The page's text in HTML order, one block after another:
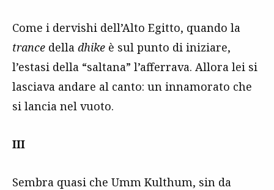
Come i dervishi dell’Alto Egitto, quando la
trance della dhike è sul punto di iniziare,
l’estasi della “saltana” l’afferrava. Allora lei si
lasciava andare al canto: un innamorato che
si lancia nel vuoto.
III
Sembra quasi che Umm Kulthum, sin da